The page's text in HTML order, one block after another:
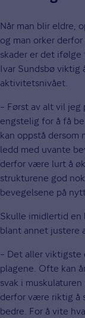
Når man blir eldre,
og man orker
skader er det
Ivar Sundsbø
aktivitetsnivået.
– Først av alt vil
engstelig for å få
kan oppstå dersom
ledd med uvante
derfor være lurt å
strukturene god
bevegelsene på
Skulle imidlertid en
blant annet justere
– Det aller
plagene. Ofte kan
svak i
derfor være riktig å
bedre. For å vite